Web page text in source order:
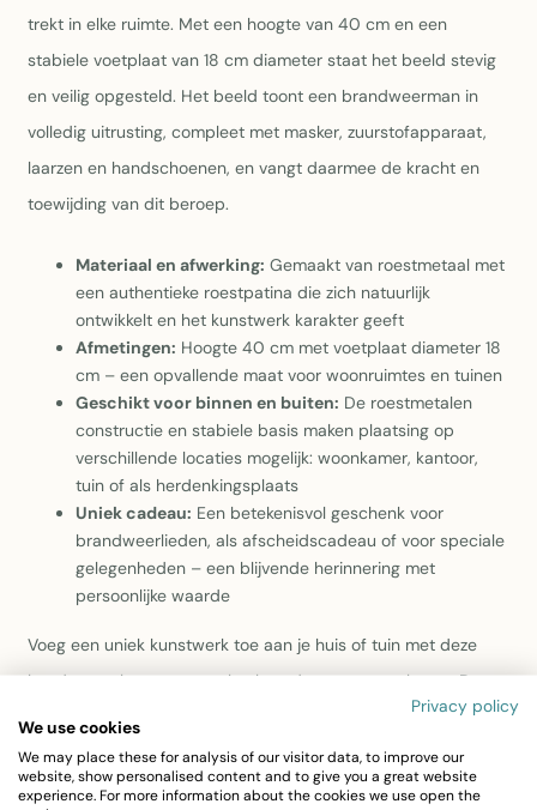
trekt in elke ruimte. Met een hoogte van 40 cm en een
stabiele voetplaat van 18 cm diameter staat het beeld stevig
en veilig opgesteld. Het beeld toont een brandweerman in
volledig uitrusting, compleet met masker, zuurstofapparaat,
laarzen en handschoenen, en vangt daarmee de kracht en
toewijding van dit beroep.
Materiaal en afwerking: Gemaakt van roestmetaal met
een authentieke roestpatina die zich natuurlijk
ontwikkelt en het kunstwerk karakter geeft
Afmetingen: Hoogte 40 cm met voetplaat diameter 18
cm – een opvallende maat voor woonruimtes en tuinen
Geschikt voor binnen en buiten: De roestmetalen
constructie en stabiele basis maken plaatsing op
verschillende locaties mogelijk: woonkamer, kantoor,
tuin of als herdenkingsplaats
Uniek cadeau: Een betekenisvol geschenk voor
brandweerlieden, als afscheidscadeau of voor speciale
gelegenheden – een blijvende herinnering met
persoonlijke waarde
Voeg een uniek kunstwerk toe aan je huis of tuin met deze
handgemaakte roestmetalen brandweerman sculptuur. Deze
prachtige decoratie, met een hoogte van 40 cm en een
voetplaat met een diameter van 18 cm, is ideaal voor zowel
binnen- als buitengebruik. De robuuste figuur, compleet met
Privacy policy
We use cookies
We may place these for analysis of our visitor data, to improve our
website, show personalised content and to give you a great website
experience. For more information about the cookies we use open the